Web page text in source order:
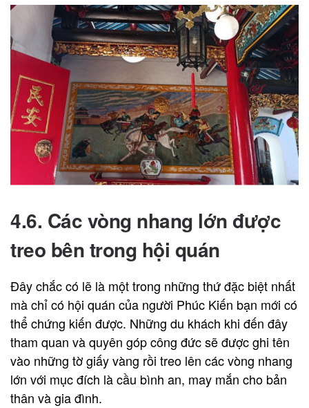
4.6. Các vòng nhang lớn được
treo bên trong hội quán
Đây chắc có lẽ là một trong những thứ đặc biệt nhất
mà chỉ có hội quán của người Phúc Kiến bạn mới có
thể chứng kiến được. Những du khách khi đến đây
tham quan và quyên góp công đức sẽ được ghi tên
vào những tờ giấy vàng rồi treo lên các vòng nhang
lớn với mục đích là cầu bình an, may mắn cho bản
thân và gia đình.